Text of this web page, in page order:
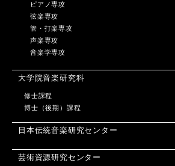
ピアノ専攻
弦楽専攻
管・打楽専攻
声楽専攻
音楽学専攻
大学院音楽研究科
修士課程
博士（後期）課程
日本伝統音楽研究センター
芸術資源研究センター